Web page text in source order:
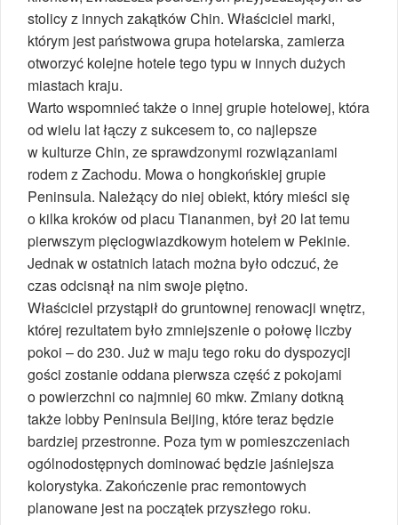
stolicy z innych zakątków Chin. Właściciel marki,
którym jest państwowa grupa hotelarska, zamierza
otworzyć kolejne hotele tego typu w innych dużych
miastach kraju.
Warto wspomnieć także o innej grupie hotelowej, która
od wielu lat łączy z sukcesem to, co najlepsze
w kulturze Chin, ze sprawdzonymi rozwiązaniami
rodem z Zachodu. Mowa o hongkońskiej grupie
Peninsula. Należący do niej obiekt, który mieści się
o kilka kroków od placu Tiananmen, był 20 lat temu
pierwszym pięciogwiazdkowym hotelem w Pekinie.
Jednak w ostatnich latach można było odczuć, że
czas odcisnął na nim swoje piętno.
Właściciel przystąpił do gruntownej renowacji wnętrz,
której rezultatem było zmniejszenie o połowę liczby
pokoi – do 230. Już w maju tego roku do dyspozycji
gości zostanie oddana pierwsza część z pokojami
o powierzchni co najmniej 60 mkw. Zmiany dotkną
także lobby Peninsula Beijing, które teraz będzie
bardziej przestronne. Poza tym w pomieszczeniach
ogólnodostępnych dominować będzie jaśniejsza
kolorystyka. Zakończenie prac remontowych
planowane jest na początek przyszłego roku.